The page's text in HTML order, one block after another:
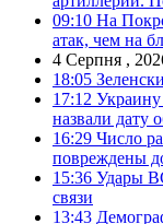
09:10 На
атак, чем на
4 Серпня ,
18:05
17:12 Украину
назвали дату
16:29 Число
повреждены
15:36 Удары
связи
13:43